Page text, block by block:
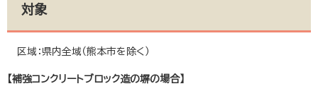
対象
区域：県内全域（熊本市を除く）
【補強コンクリートブロック造の塀の場合】